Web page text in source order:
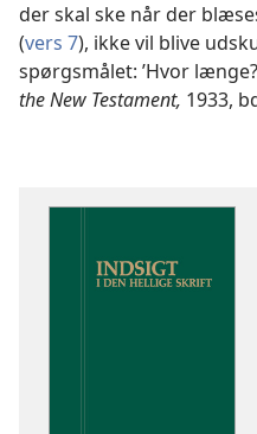
der skal ske når der
(vers 7), ikke vil blive
spørgsmålet: ’Hvor
the New Testament, 1933,